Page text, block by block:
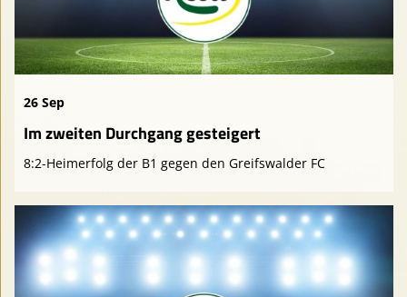
26 Sep
Im zweiten Durchgang gesteigert
8:2-Heimerfolg der B1 gegen den Greifswalder FC